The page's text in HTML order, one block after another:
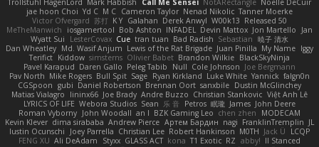
Trollstuhl HagenLord Mark Habbish Call Me Sensei NotARectangle Noelle DeCuir
jae hoon Choi Yd C M C Cameron Taylor Nenad Nikolic Tanner Moerke
Victor Ofvergard 苏打 K Y Galahan Derek Anwyl W00k13 Released 50
MeTheManwich
iosgamertool Bob Ashton INFADEL Devin Mattox Jon Martello
Jan
Wyatt Sui
LesterCovax Cue tran tuan Bad Radish Sebastian 暁子 清水
Dan Wheatley Md. Wasif Anjum Lewis of the Rat Brigade Juan Pinilla My Name Iggy
Terifict Kiddow simsterns Olivier Babet Brandon Wilkie BlackSkyNinja
Pavel Karapud Daren Gallo Peleg Tabib Null Cole Johnson Joe Bergmann
Pav North Mike Rogers Bull Spit Sage Ryan Kirkland Luke White Yannick falgn0n
CGSpoon gubi Daniel Robertson Brennan Oort sanxbile Dustin McGlinchey
Matias Vialagro
lininx66 Joe Brady Andre Buzzo Christian Stankovic Việt Anh Lê
LYRICS OF LIFE Webora Studios Sean 乐 音 Petros 眠瓏 James John Deere
Roman Vyborny John Woodall an l BZK Gaming Leo chen zhen
MODECAM
Kevin Klever dima sirababa Andrew Pierce Артем Бардин nagi FranklinTremplin JL
Iustin Ocunschi
Joey Parrella Christian Lee Robert Hankinson M0TH Jack Ü
LCQP
FENG XU Ali DeAdam Styxx GLASS ACT kona T1 Exotic RZ abby! ll Stanced